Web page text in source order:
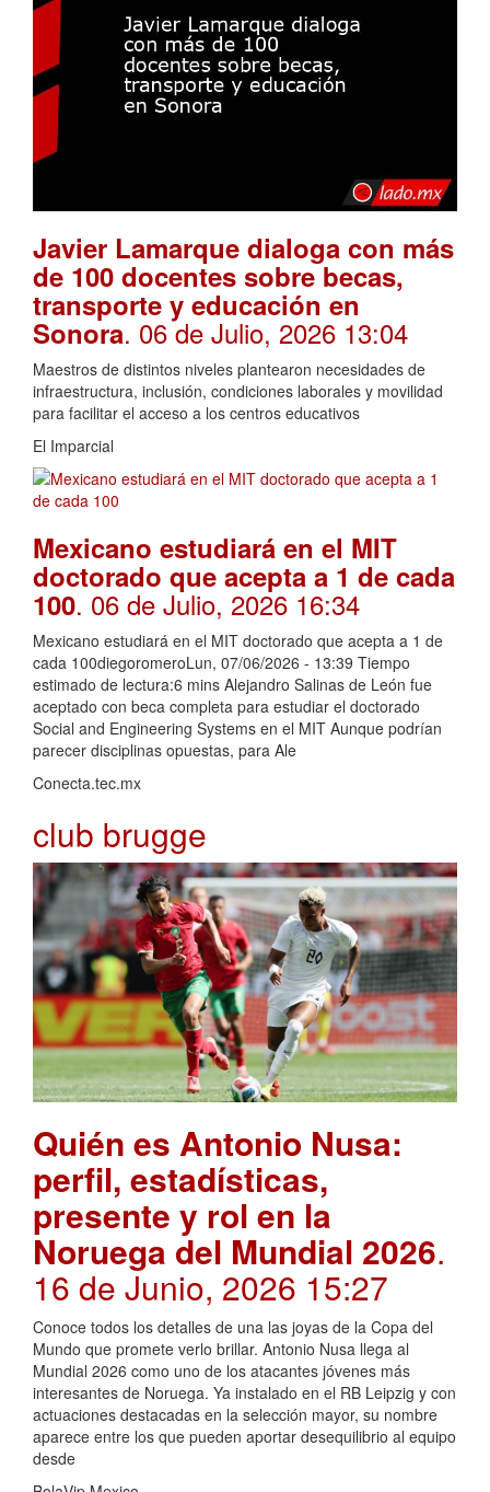
Javier Lamarque dialoga con más
de 100 docentes sobre becas,
transporte y educación en
Sonora. 06 de Julio, 2026 13:04
Maestros de distintos niveles plantearon necesidades de
infraestructura, inclusión, condiciones laborales y movilidad
para facilitar el acceso a los centros educativos
El Imparcial
Mexicano estudiará en el MIT
doctorado que acepta a 1 de cada
100. 06 de Julio, 2026 16:34
Mexicano estudiará en el MIT doctorado que acepta a 1 de
cada 100diegoromeroLun, 07/06/2026 - 13:39 Tiempo
estimado de lectura:6 mins Alejandro Salinas de León fue
aceptado con beca completa para estudiar el doctorado
Social and Engineering Systems en el MIT Aunque podrían
parecer disciplinas opuestas, para Ale
Conecta.tec.mx
club brugge
Quién es Antonio Nusa:
perfil, estadísticas,
presente y rol en la
Noruega del Mundial 2026.
16 de Junio, 2026 15:27
Conoce todos los detalles de una las joyas de la Copa del
Mundo que promete verlo brillar. Antonio Nusa llega al
Mundial 2026 como uno de los atacantes jóvenes más
interesantes de Noruega. Ya instalado en el RB Leipzig y con
actuaciones destacadas en la selección mayor, su nombre
aparece entre los que pueden aportar desequilibrio al equipo
desde